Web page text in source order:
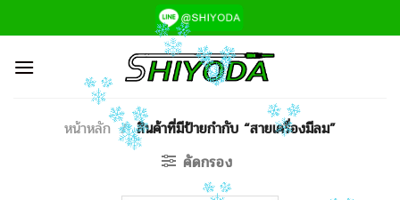
ไป
เนื้อหา
หน้าหลัก /สินค้าที่มีป้ายกำกับ “สายเครื่องมีลม”
คัดกรอง